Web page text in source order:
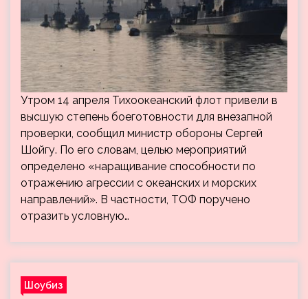
Утром 14 апреля Тихоокеанский флот привели в
высшую степень боеготовности для внезапной
проверки, сообщил министр обороны Сергей
Шойгу. По его словам, целью мероприятий
определено «наращивание способности по
отражению агрессии с океанских и морских
направлений». В частности, ТОФ поручено
отразить условную…
Шоубиз